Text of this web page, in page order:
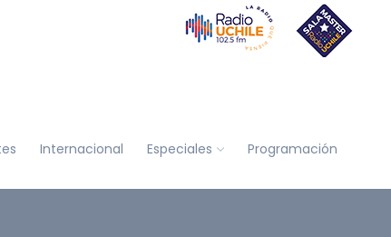
Internacional Especiales Programación